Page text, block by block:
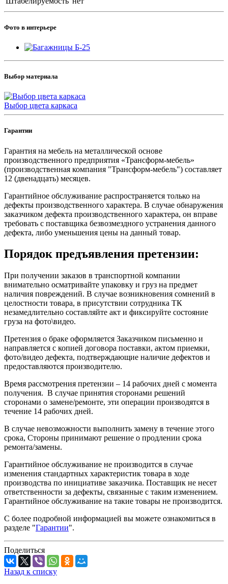
Фото в интерьере
Выбор материала
Выбор цвета каркаса
Гарантии
Гарантия на мебель на металлической основе
производственного предприятия «Трансформ-мебель»
(производственная компания "Трансформ-мебель") составляет
12 (двенадцать) месяцев.
Гарантийное обслуживание распространяется только на
дефекты производственного характера. В случае обнаружения
заказчиком дефекта производственного характера, он вправе
требовать с поставщика безвозмездного устранения данного
дефекта, либо уменьшения цены на данный товар.
Порядок предъявления претензии:
При получении заказов в транспортной компании
внимательно осматривайте упаковку и груз на предмет
наличия повреждений. В случае возникновения сомнений в
целостности товара, в присутствии сотрудника ТК
незамедлительно составляйте акт и фиксируйте состояние
груза на фото\видео.
Претензия о браке оформляется Заказчиком письменно и
направляется с копией договора поставки, актом приемки,
фото/видео дефекта, подтверждающие наличие дефектов и
предоставляются производителю.
Время рассмотрения претензии – 14 рабочих дней c момента
получения. В случае принятия сторонами решений
сторонами о замене/ремонте, эти операции производятся в
течение 14 рабочих дней.
В случае невозможности выполнить замену в течение этого
срока, Стороны принимают решение о продлении срока
ремонта/замены.
Гарантийное обслуживание не производится в случае
изменения стандартных характеристик товара в ходе
производства по инициативе заказчика. Поставщик не несет
ответственности за дефекты, связанные с таким изменением.
Гарантийное обслуживание на такие товары не производится.
С более подробной информацией вы можете ознакомиться в
разделе "Гарантии".
Поделиться
Назад к списку